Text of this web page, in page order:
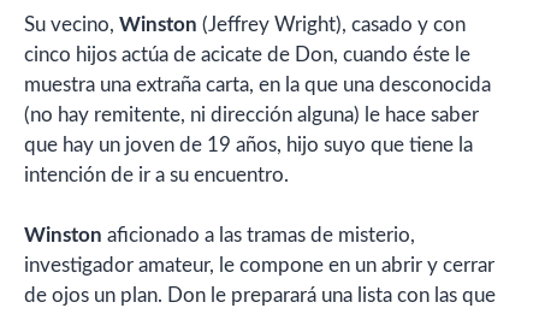
Su vecino, Winston (Jeffrey Wright), casado y con
cinco hijos actúa de acicate de Don, cuando éste le
muestra una extraña carta, en la que una desconocida
(no hay remitente, ni dirección alguna) le hace saber
que hay un joven de 19 años, hijo suyo que tiene la
intención de ir a su encuentro.
Winston aficionado a las tramas de misterio,
investigador amateur, le compone en un abrir y cerrar
de ojos un plan. Don le preparará una lista con las que